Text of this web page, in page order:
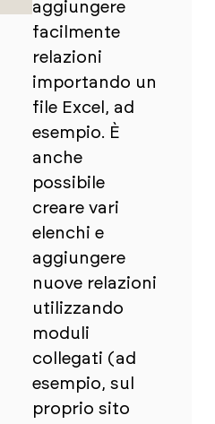
aggiungere
facilmente
relazioni
importando un
file Excel, ad
esempio. È
anche
possibile
creare vari
elenchi e
aggiungere
nuove relazioni
utilizzando
moduli
collegati (ad
esempio, sul
proprio sito